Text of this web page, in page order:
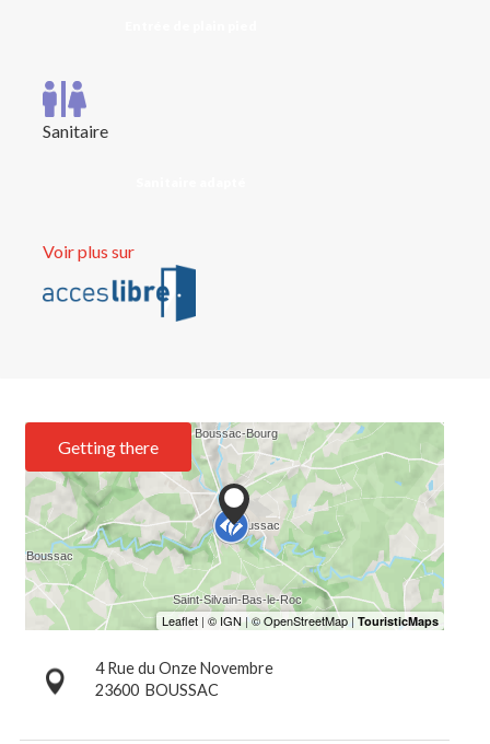
Sanitaire
Voir plus sur
Getting there
4 Rue du Onze Novembre
23600 BOUSSAC